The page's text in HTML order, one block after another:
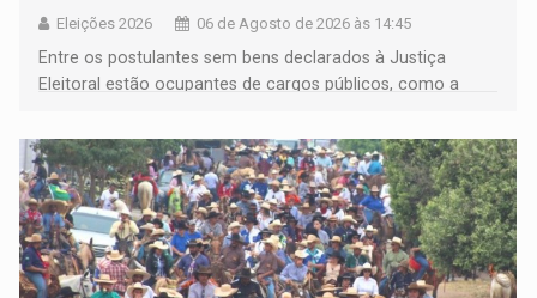
Eleições 2026 06 de Agosto de 2026 às 14:45
Entre os postulantes sem bens declarados à Justiça
Eleitoral estão ocupantes de cargos públicos, como a
Pedro Geovar (PP) e a vice-prefeita Magna dos Anjos
(NOVO)